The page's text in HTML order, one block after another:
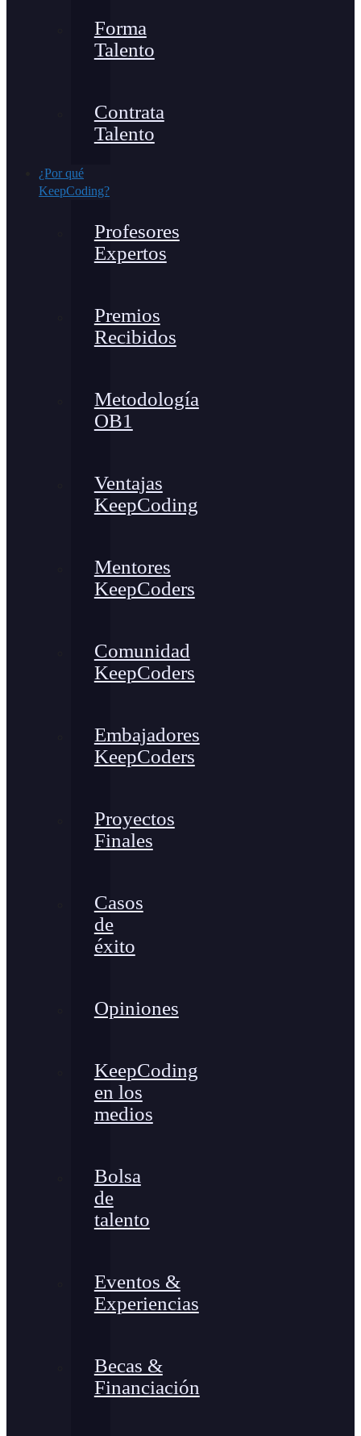
Forma
Talento
Contrata
Talento
¿Por qué
KeepCoding?
Profesores
Expertos
Premios
Recibidos
Metodología
OB1
Ventajas
KeepCoding
Mentores
KeepCoders
Comunidad
KeepCoders
Embajadores
KeepCoders
Proyectos
Finales
Casos
de
éxito
Opiniones
KeepCoding
en los
medios
Bolsa
de
talento
Eventos &
Experiencias
Becas &
Financiación